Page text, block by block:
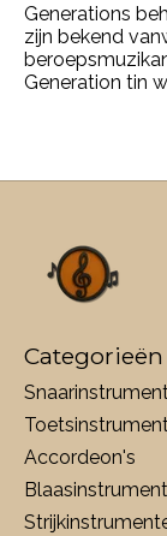
Generations
zijn bekend
Generation tin
Categorieën
Accordeon's